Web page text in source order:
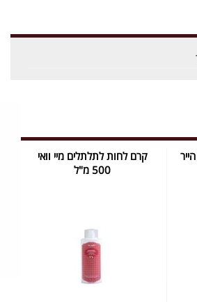
קרם לחות לתלתלים מיי וואי
500 מ"ל